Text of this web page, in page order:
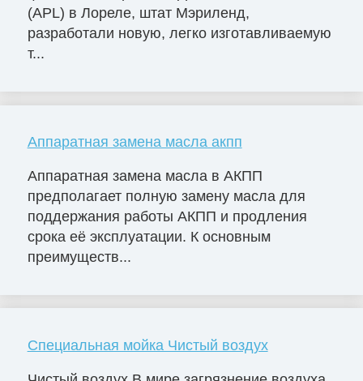
(APL) в Лореле, штат Мэриленд,
разработали новую, легко изготавливаемую
т...
Аппаратная замена масла акпп
Аппаратная замена масла в АКПП
предполагает полную замену масла для
поддержания работы АКПП и продления
срока её эксплуатации. К основным
преимуществ...
Специальная мойка Чистый воздух